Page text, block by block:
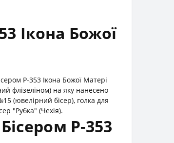
Ікона Божої
Р-353 Ікона Божої Матері
флізеліном) на яку нанесено
(ювелірний бісер), голка для
"Рубка" (Чехія).
Р-353